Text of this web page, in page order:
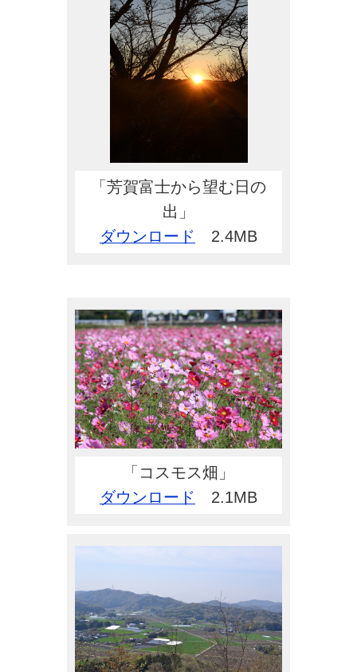
「芳賀富士から望む日の
出」
ダウンロード 2.4MB
「コスモス畑」
ダウンロード 2.1MB